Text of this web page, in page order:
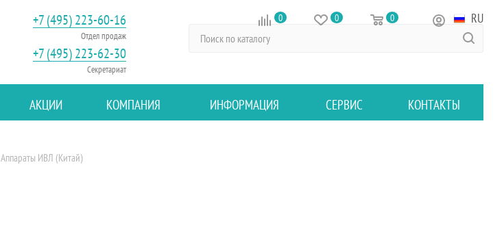
+7 (495) 223-60-16
Отдел продаж
+7 (495) 223-62-30
Секретариат
0 0 0 RU
АКЦИИ КОМПАНИЯ ИНФОРМАЦИЯ СЕРВИС КОНТАКТЫ
Аппараты ИВЛ (Китай)